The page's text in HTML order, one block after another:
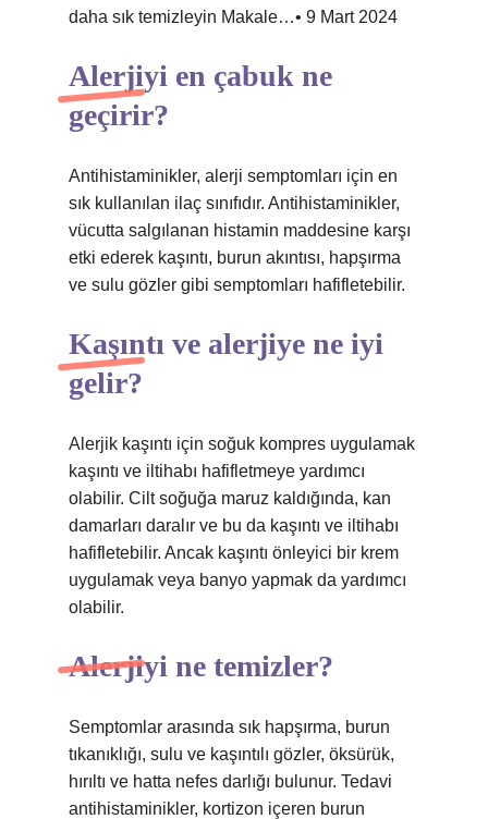
daha sık temizleyin Makale…• 9 Mart 2024
Alerjiyi en çabuk ne
geçirir?
Antihistaminikler, alerji semptomları için en
sık kullanılan ilaç sınıfıdır. Antihistaminikler,
vücutta salgılanan histamin maddesine karşı
etki ederek kaşıntı, burun akıntısı, hapşırma
ve sulu gözler gibi semptomları hafifletebilir.
Kaşıntı ve alerjiye ne iyi
gelir?
Alerjik kaşıntı için soğuk kompres uygulamak
kaşıntı ve iltihabı hafifletmeye yardımcı
olabilir. Cilt soğuğa maruz kaldığında, kan
damarları daralır ve bu da kaşıntı ve iltihabı
hafifletebilir. Ancak kaşıntı önleyici bir krem ​​
uygulamak veya banyo yapmak da yardımcı
olabilir.
Alerjiyi ne temizler?
Semptomlar arasında sık hapşırma, burun
tıkanıklığı, sulu ve kaşıntılı gözler, öksürük,
hırıltı ve hatta nefes darlığı bulunur. Tedavi
antihistaminikler, kortizon içeren burun